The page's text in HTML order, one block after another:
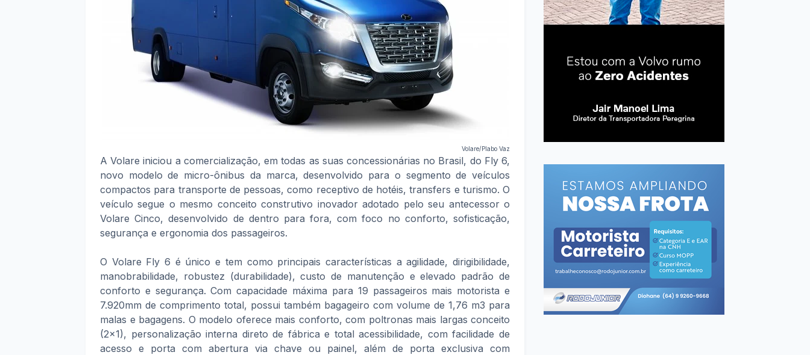
Volare/Plabo Vaz
A Volare iniciou a comercialização, em todas as suas concessionárias no Brasil, do Fly 6,
novo modelo de micro-ônibus da marca, desenvolvido para o segmento de veículos
compactos para transporte de pessoas, como receptivo de hotéis, transfers e turismo. O
veículo segue o mesmo conceito construtivo inovador adotado pelo seu antecessor o
Volare Cinco, desenvolvido de dentro para fora, com foco no conforto, sofisticação,
segurança e ergonomia dos passageiros.
O Volare Fly 6 é único e tem como principais características a agilidade, dirigibilidade,
manobrabilidade, robustez (durabilidade), custo de manutenção e elevado padrão de
conforto e segurança. Com capacidade máxima para 19 passageiros mais motorista e
7.920mm de comprimento total, possui também bagageiro com volume de 1,76 m3 para
malas e bagagens. O modelo oferece mais conforto, com poltronas mais largas conceito
(2x1), personalização interna direto de fábrica e total acessibilidade, com facilidade de
acesso e porta com abertura via chave ou painel, além de porta exclusiva com